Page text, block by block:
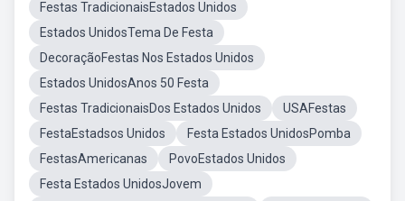
Festas TradicionaisEstados Unidos
Estados UnidosTema De Festa
DecoraçãoFestas Nos Estados Unidos
Estados UnidosAnos 50 Festa
Festas TradicionaisDos Estados Unidos
USAFestas
FestaEstadsos Unidos
Festa Estados UnidosPomba
FestasAmericanas
PovoEstados Unidos
Festa Estados UnidosJovem